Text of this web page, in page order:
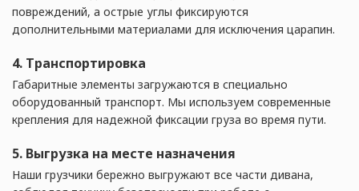
повреждений, а острые углы фиксируются
дополнительными материалами для исключения царапин.
4. Транспортировка
Габаритные элементы загружаются в специально
оборудованный транспорт. Мы используем современные
крепления для надежной фиксации груза во время пути.
5. Выгрузка на месте назначения
Наши грузчики бережно выгружают все части дивана,